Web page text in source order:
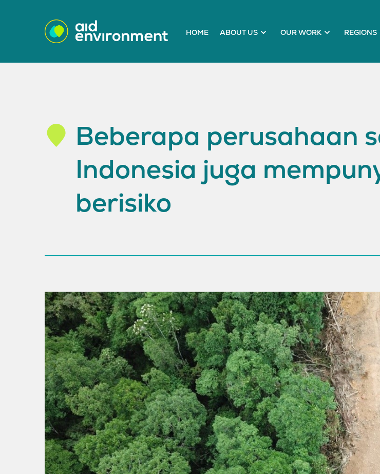
HOME ABOUT US OUR WORK REGIONS
Beberapa perusahaan
Indonesia juga
berisiko